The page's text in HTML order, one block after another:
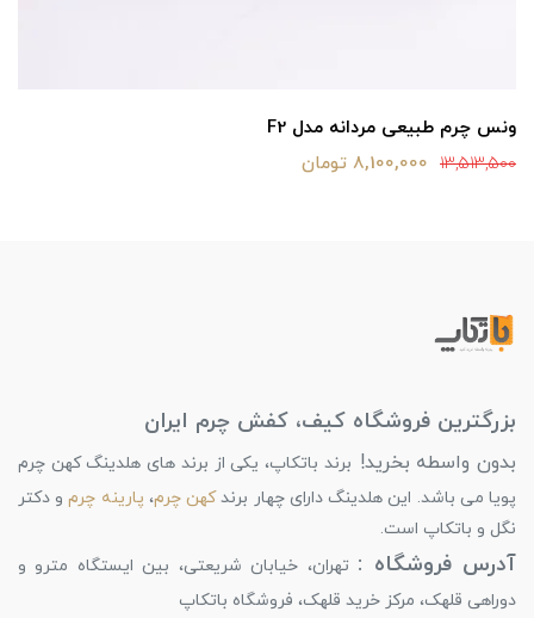
ونس چرم طبیعی مردانه مدل F2
13,513,500 8,100,000 تومان
بزرگترین فروشگاه کیف، کفش چرم ایران
بدون واسطه بخرید! برند باتکاپ، یکی از برند های هلدینگ کهن چرم
پویا می باشد. این هلدینگ دارای چهار برندکهن چرم، پارینه چرمو دکتر
نگل و باتکاپ است.
آدرس فروشگاه : تهران، خیابان شریعتی، بین ایستگاه مترو و
دوراهی قلهک، مرکز خرید قلهک، فروشگاه باتکاپ